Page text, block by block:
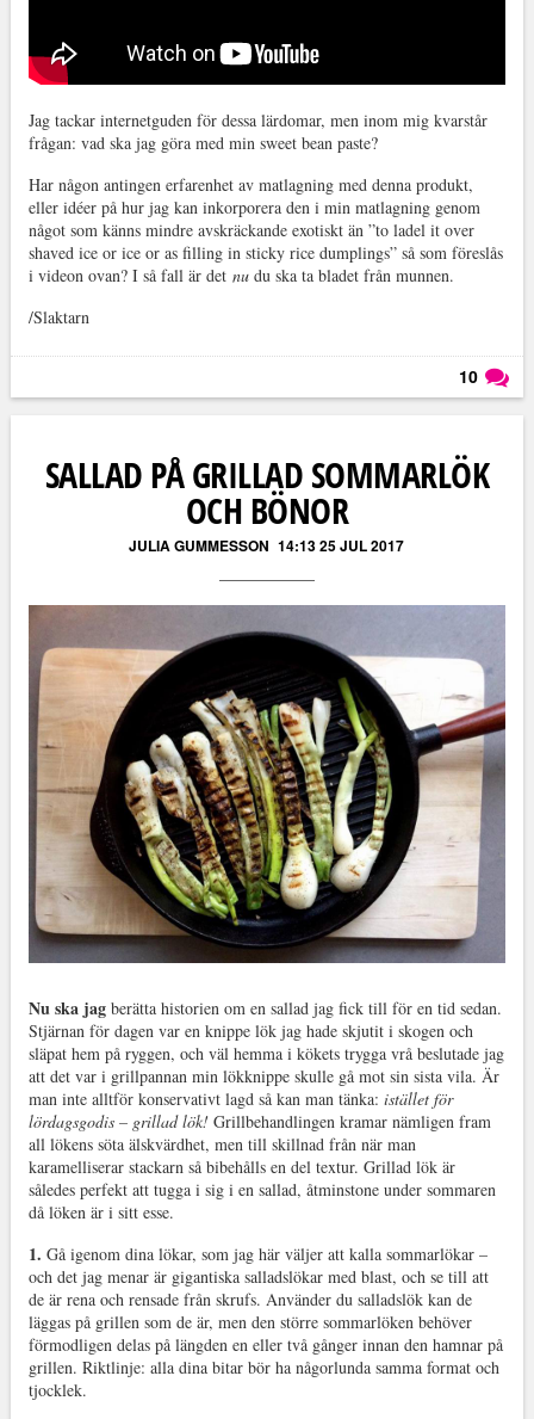
Jag tackar internetguden för dessa lärdomar, men inom mig kvarstår
frågan: vad ska jag göra med min sweet bean paste?
Har någon antingen erfarenhet av matlagning med denna produkt,
eller idéer på hur jag kan inkorporera den i min matlagning genom
något som känns mindre avskräckande exotiskt än ”to ladel it over
shaved ice or ice or as filling in sticky rice dumplings” så som föreslås
i videon ovan? I så fall är det nudu ska ta bladet från munnen.
/Slaktarn
10
SALLAD PÅ GRILLAD SOMMARLÖK
OCH BÖNOR
JULIA GUMMESSON 14:13 25 JUL 2017
Nu ska jagberätta historien om en sallad jag fick till för en tid sedan.
Stjärnan för dagen var en knippe lök jag hade skjutit i skogen och
släpat hem på ryggen, och väl hemma i kökets trygga vrå beslutade jag
att det var i grillpannan min lökknippe skulle gå mot sin sista vila. Är
man inte alltför konservativt lagd så kan man tänka: istället för
lördagsgodis – grillad lök!Grillbehandlingen kramar nämligen fram
all lökens söta älskvärdhet, men till skillnad från när man
karamelliserar stackarn så bibehålls en del textur. Grillad lök är
således perfekt att tugga i sig i en sallad, åtminstone under sommaren
då löken är i sitt esse.
1. Gå igenom dina lökar, som jag här väljer att kalla sommarlökar –
och det jag menar är gigantiska salladslökar med blast, och se till att
de är rena och rensade från skrufs. Använder du salladslök kan de
läggas på grillen som de är, men den större sommarlöken behöver
förmodligen delas på längden en eller två gånger innan den hamnar på
grillen. Riktlinje: alla dina bitar bör ha någorlunda samma format och
tjocklek.